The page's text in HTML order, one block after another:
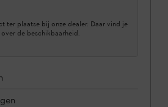
ter plaatse bij onze dealer. Daar vind je
de beschikbaarheid.